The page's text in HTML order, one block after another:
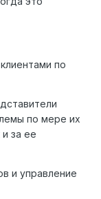
по
по мере их
и за ее
и управление